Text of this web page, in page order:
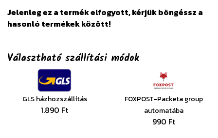
Jelenleg ez a termék elfogyott, kérjük böngéssz a
hasonló termékek között!
Választható szállítási módok
GLS házhozszállítás
1.890 Ft
FOXPOST-Packeta group
automatába
990 Ft